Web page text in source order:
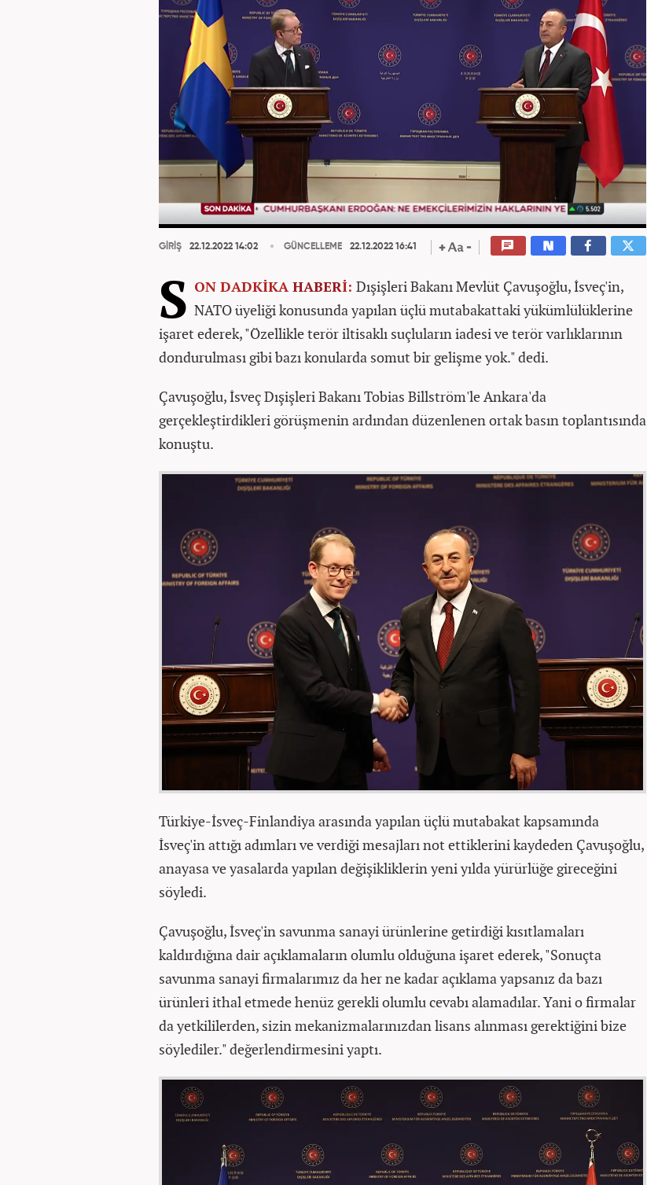
GİRİŞ 22.12.2022 14:02 GÜNCELLEME 22.12.2022 16:41
S ON DADKİKA HABERİ: Dışişleri Bakanı Mevlüt Çavuşoğlu, İsveç'in,
NATO üyeliği konusunda yapılan üçlü mutabakattaki yükümlülüklerine
işaret ederek, "Özellikle terör iltisaklı suçluların iadesi ve terör varlıklarının
dondurulması gibi bazı konularda somut bir gelişme yok." dedi.
Çavuşoğlu, İsveç Dışişleri Bakanı Tobias Billström'le Ankara'da
gerçekleştirdikleri görüşmenin ardından düzenlenen ortak basın toplantısında
konuştu.
Türkiye-İsveç-Finlandiya arasında yapılan üçlü mutabakat kapsamında
İsveç'in attığı adımları ve verdiği mesajları not ettiklerini kaydeden Çavuşoğlu,
anayasa ve yasalarda yapılan değişikliklerin yeni yılda yürürlüğe gireceğini
söyledi.
Çavuşoğlu, İsveç'in savunma sanayi ürünlerine getirdiği kısıtlamaları
kaldırdığına dair açıklamaların olumlu olduğuna işaret ederek, "Sonuçta
savunma sanayi firmalarımız da her ne kadar açıklama yapsanız da bazı
ürünleri ithal etmede henüz gerekli olumlu cevabı alamadılar. Yani o firmalar
da yetkililerden, sizin mekanizmalarınızdan lisans alınması gerektiğini bize
söylediler." değerlendirmesini yaptı.